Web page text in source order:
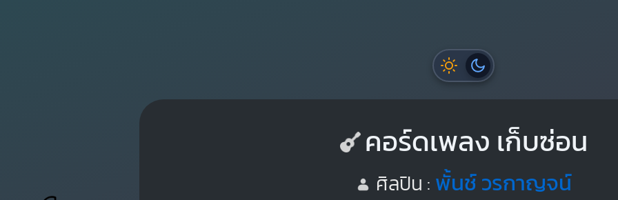
คอร์ดเพลง เก็บซ่อน
ศิลปิน : พั้นช์ วรกาญจน์